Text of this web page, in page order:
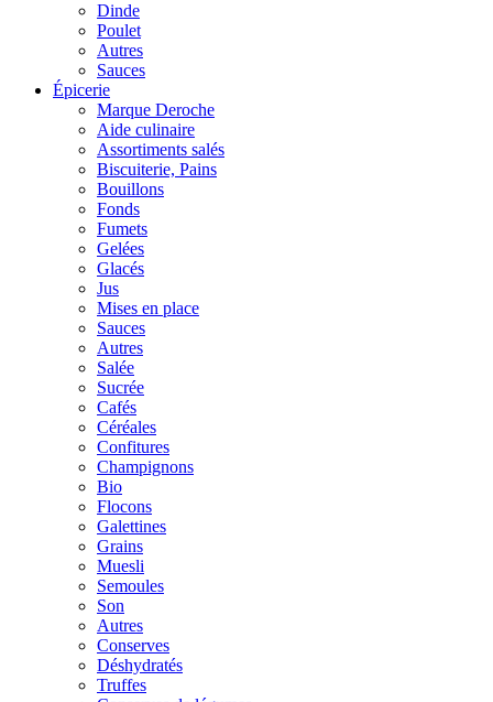
Dinde
Poulet
Autres
Sauces
Épicerie
Marque Deroche
Aide culinaire
Assortiments salés
Biscuiterie, Pains
Bouillons
Fonds
Fumets
Gelées
Glacés
Jus
Mises en place
Sauces
Autres
Salée
Sucrée
Cafés
Céréales
Confitures
Champignons
Bio
Flocons
Galettines
Grains
Muesli
Semoules
Son
Autres
Conserves
Déshydratés
Truffes